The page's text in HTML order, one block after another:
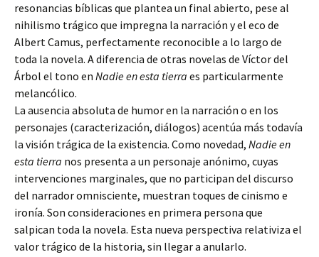
resonancias bíblicas que plantea un final abierto, pese al
nihilismo trágico que impregna la narración y el eco de
Albert Camus, perfectamente reconocible a lo largo de
toda la novela. A diferencia de otras novelas de Víctor del
Árbol el tono en Nadie en esta tierra es particularmente
melancólico.
La ausencia absoluta de humor en la narración o en los
personajes (caracterización, diálogos) acentúa más todavía
la visión trágica de la existencia. Como novedad, Nadie en
esta tierra nos presenta a un personaje anónimo, cuyas
intervenciones marginales, que no participan del discurso
del narrador omnisciente, muestran toques de cinismo e
ironía. Son consideraciones en primera persona que
salpican toda la novela. Esta nueva perspectiva relativiza el
valor trágico de la historia, sin llegar a anularlo.